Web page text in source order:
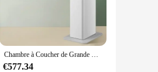
Chambre à Coucher de Grande Capacité, Aquarelle Ultra Silays euse pour Bébé et Femme Enceinte, Bureau
€577.34